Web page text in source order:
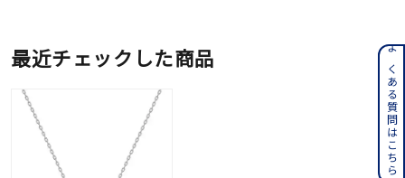
最近チェックした商品 よくある質問はこちら